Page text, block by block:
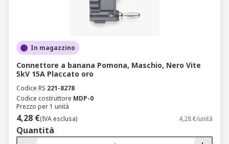
In magazzino
Connettore a banana Pomona, Maschio, Nero Vite
5kV 15A Placcato oro
Codice RS 221-8278
Codice costruttore MDP-0
Prezzo per 1 unità
4,28 €(IVA esclusa) 4,28 €/unità
Quantità